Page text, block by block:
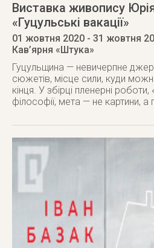
Виставка живопису
«Гуцульські вакації»
01 жовтня 2020 - 31 жовтня
Кав’ярня «Штука»
Гуцульщина — невичерпне
сюжетів, місце сили, куди
кінця. У збірці пленерні роботи,
філософії, мета — не картини, а